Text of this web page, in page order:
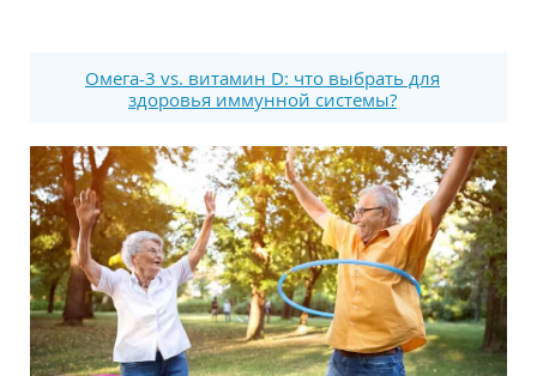
Омега-3 vs. витамин D: что выбрать для
здоровья иммунной системы?